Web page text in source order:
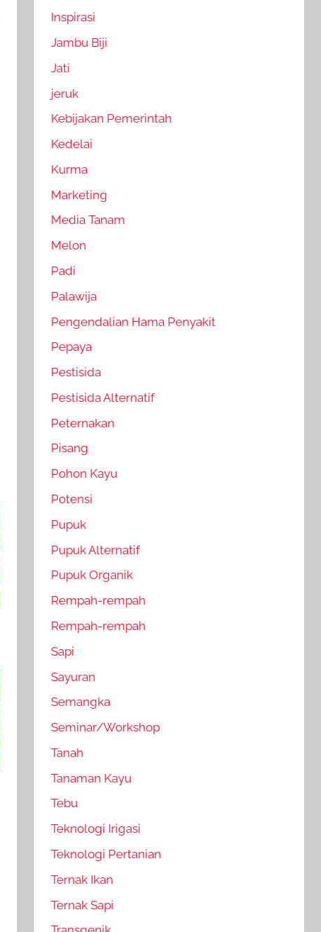
Inspirasi
Jambu Biji
Jati
jeruk
Kebijakan Pemerintah
Kedelai
Kurma
Marketing
Media Tanam
Melon
Padi
Palawija
Pengendalian Hama Penyakit
Pepaya
Pestisida
Pestisida Alternatif
Peternakan
Pisang
Pohon Kayu
Potensi
Pupuk
Pupuk Alternatif
Pupuk Organik
Rempah-rempah
Rempah-rempah
Sapi
Sayuran
Semangka
Seminar/Workshop
Tanah
Tanaman Kayu
Tebu
Teknologi Irigasi
Teknologi Pertanian
Ternak Ikan
Ternak Sapi